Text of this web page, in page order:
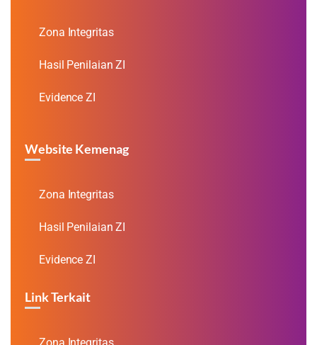
Zona Integritas
Hasil Penilaian ZI
Evidence ZI
Website Kemenag
Zona Integritas
Hasil Penilaian ZI
Evidence ZI
Link Terkait